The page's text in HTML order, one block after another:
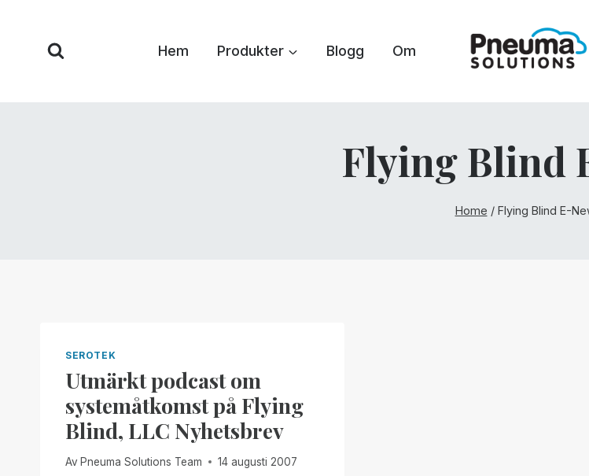
innehåll
Hem Produkter Blogg Om
Flying Blind
Home / Flying Blind E-
SEROTEK
Utmärkt podcast om
systemåtkomst på Flying
Blind, LLC Nyhetsbrev
Av Pneuma Solutions Team 14 augusti 2007